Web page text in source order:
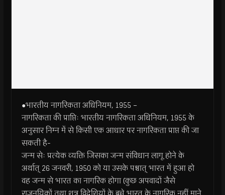
●भारतीय नागरिकता अधिनियम, 1955 –
नागरिकता की प्राप्तिः भारतीय नागरिकता अधिनियम, 1955 के
अनुसार निम्न में से किसी एक आधार पर नागरिकता प्राप्त की जा
सकती है-
जन्म सेः प्रत्येक व्यक्ति जिसका जन्म संविधान लागू होने के
अर्थात् 26 जनवरी, 1950 को या उसके पश्चात् भारत में हुआ हो
वह जन्म से भारत का नागरिक होगा (कुछ अपवादों जैसे